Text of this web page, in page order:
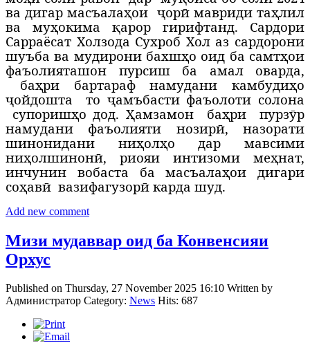
ва дигар масъалаҳои ҷорӣ мавриди таҳлил
ва муҳокима қарор гирифтанд. Сардори
Сарраёсат Холзода Сухроб Хол аз сардорони
шуъба ва мудирони бахшҳо оид ба самтҳои
фаъолияташон пурсиш ба амал оварда,
баҳри бартараф намудани камбудиҳо
ҷойдошта
то ҷамъбасти фаъолоти солона
супоришҳо дод. Ҳамзамон
баҳри
пурзӯр
намудани фаъолияти нозирӣ, назорати
шинонидани ниҳолҳо дар мавсими
ниҳолшинонӣ, риояи интизоми меҳнат,
инчунин вобаста ба масъалаҳои дигари
соҳавӣ вазифагузорӣ карда шуд.
Add new comment
Мизи мудаввар оид ба Конвенсияи
Орхус
Published on Thursday, 27 November 2025 16:10 Written by
Администратор Category: News Hits: 687